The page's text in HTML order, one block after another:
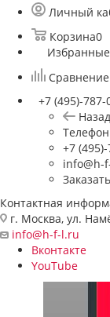
Личный
Корзина0
+7 (495)-787-
Назад
+7
info@h-
Контактная
г. Москва, ул.
info@h-f-l.ru
Вконтакте
YouTube